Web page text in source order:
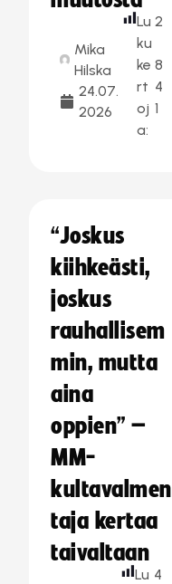
Mika
Hilska
24.07.
2026
Lu
ku
ke
rt
oj
a:
2
8
4
1
“Joskus
kiihkeästi,
joskus
rauhallisem
min, mutta
aina
oppien” –
MM-
kultavalmen
taja kertaa
taivaltaan
Lu 4